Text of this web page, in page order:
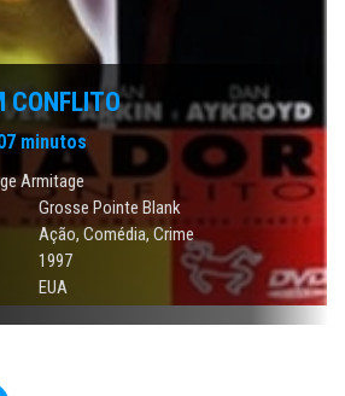
CONFLITO
minutos
Armitage
Grosse Pointe Blank
Ação,Comédia,Crime
1997
EUA